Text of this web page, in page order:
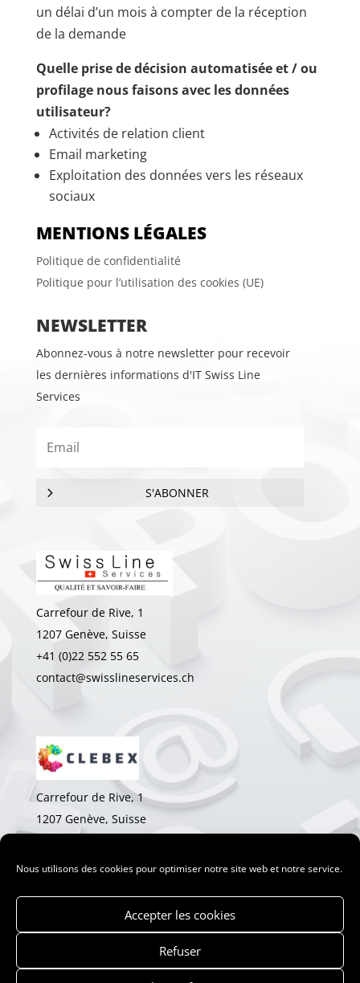
Nous utilisons des cookies pour optimiser notre site web et notre service.
Accepter les cookies
Refuser
un délai d’un mois à compter de la réception
de la demande
Quelle prise de décision automatisée et / ou
profilage nous faisons avec les données
utilisateur?
Activités de relation client
Email marketing
Exploitation des données vers les réseaux
sociaux
MENTIONS LÉGALES
Politique de confidentialité
Politique pour l’utilisation des cookies (UE)
NEWSLETTER
Abonnez-vous à notre newsletter pour recevoir
les dernières informations d'IT Swiss Line
Services
S'ABONNER
Carrefour de Rive, 1
1207 Genève, Suisse
+41 (0)22 552 55 65
contact@swisslineservices.ch
Carrefour de Rive, 1
1207 Genève, Suisse
olivier.barraud@clebex.com